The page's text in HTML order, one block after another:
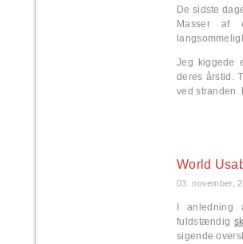
De sidste
Masser af
Jeg kiggede
deres årstid.
ved stranden.
World
03. november,
I
fuldstændig
sigende